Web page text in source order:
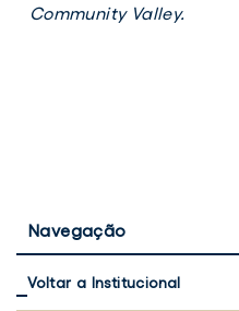
Community Valley.
Navegação
Voltar a Institucional